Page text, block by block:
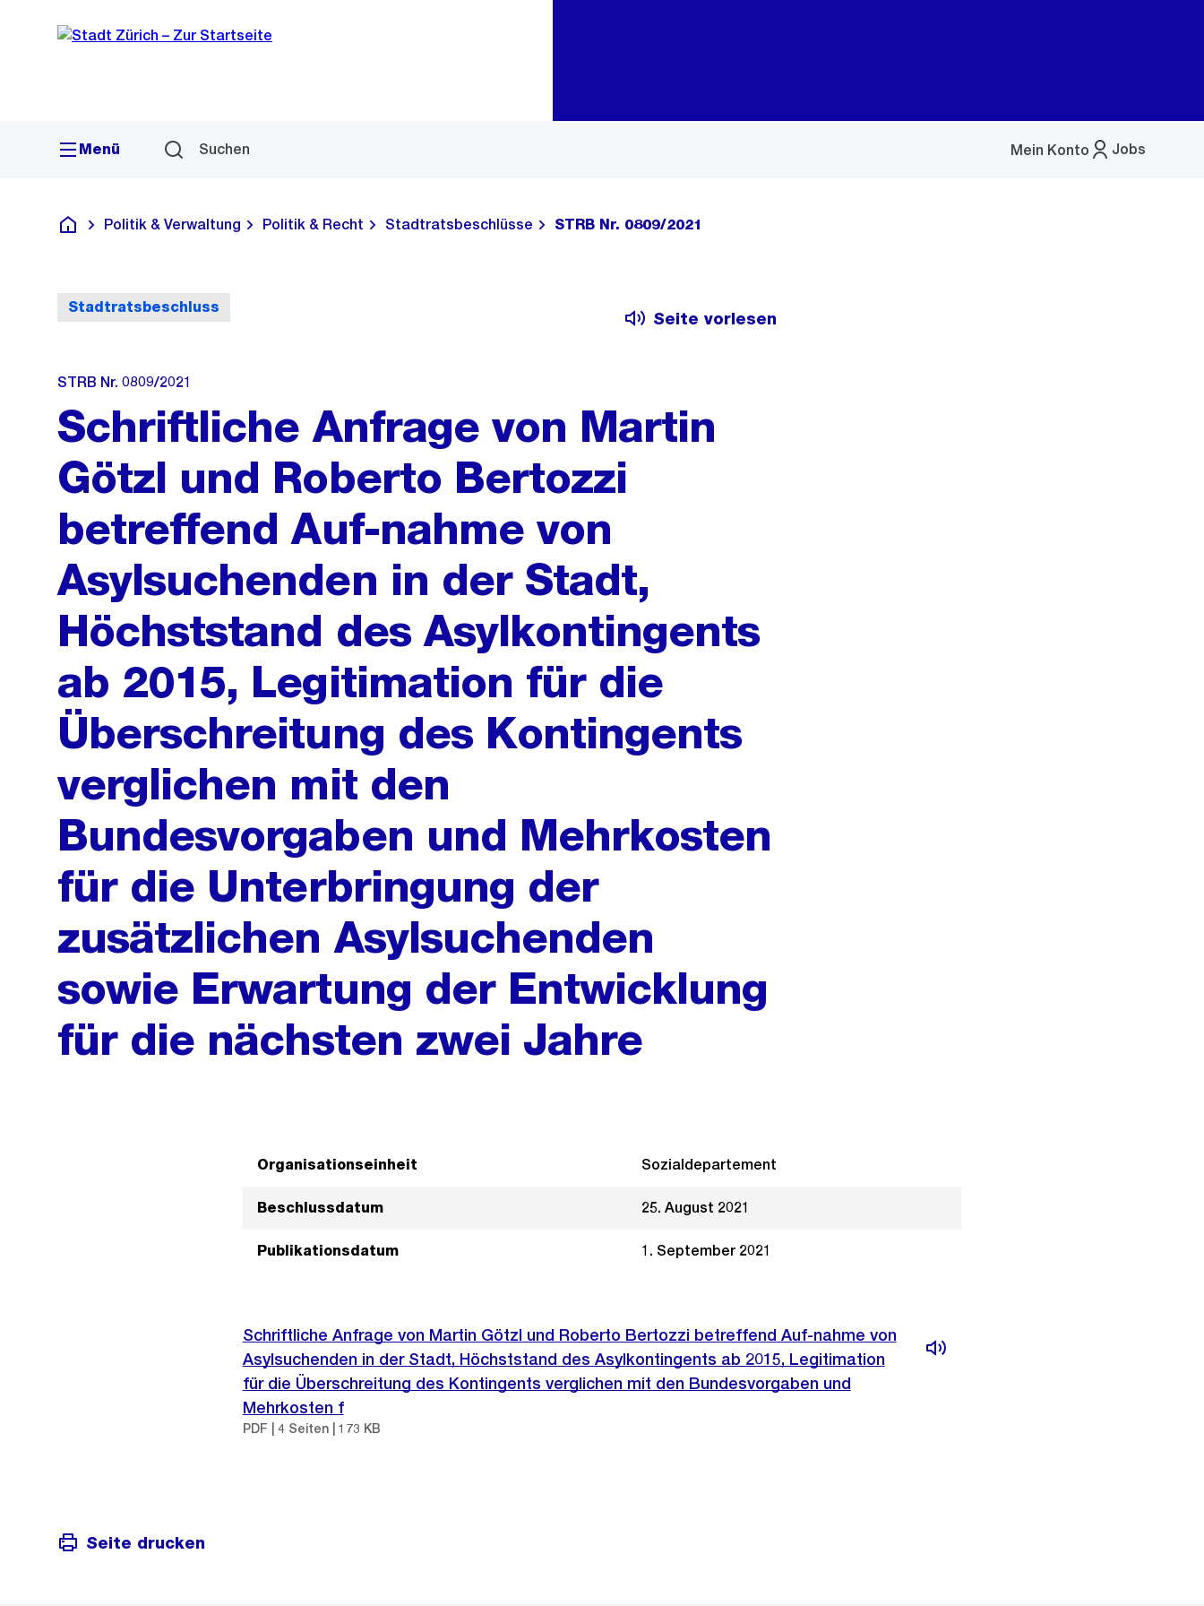
Navigation
Sprunglink
Menü Suchen Jobs
Mein Konto
Menü
Deutsch
Politik & Verwaltung Politik & Recht Stadtratsbeschlüsse STRB Nr. 0809/2021
Stadtratsbeschluss
Seite vorlesen
STRB Nr. 0809/2021
Schriftliche Anfrage von Martin
Götzl und Roberto Bertozzi
betreffend Auf-nahme von
Asylsuchenden in der Stadt,
Höchststand des Asylkontingents
ab 2015, Legitimation für die
Überschreitung des Kontingents
verglichen mit den
Bundesvorgaben und Mehrkosten
für die Unterbringung der
zusätzlichen Asylsuchenden
sowie Erwartung der Entwicklung
für die nächsten zwei Jahre
Organisationseinheit Sozialdepartement
Beschlussdatum 25. August 2021
Publikationsdatum 1. September 2021
Schriftliche Anfrage von Martin Götzl und Roberto Bertozzi betreffend Auf-nahme von
Asylsuchenden in der Stadt, Höchststand des Asylkontingents ab 2015, Legitimation
für die Überschreitung des Kontingents verglichen mit den Bundesvorgaben und
Mehrkosten f
PDF | 4 Seiten | 173 KB
Seite drucken